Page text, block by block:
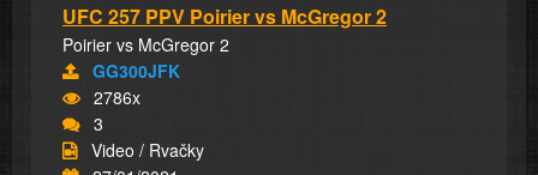
UFC 257 PPV Poirier vs McGregor 2
Poirier vs McGregor 2
GG300JFK
2786x
3
Video / Rvačky